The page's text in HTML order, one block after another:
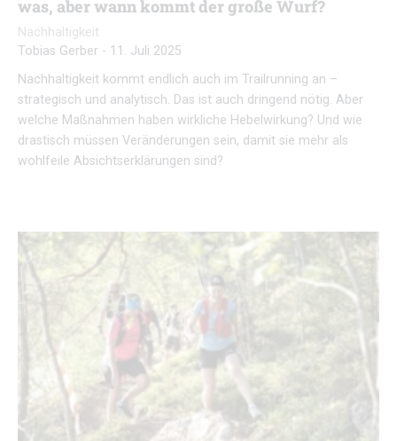
was, aber wann kommt der große Wurf?
Nachhaltigkeit
Tobias Gerber - 11. Juli 2025
Nachhaltigkeit kommt endlich auch im Trailrunning an –
strategisch und analytisch. Das ist auch dringend nötig. Aber
welche Maßnahmen haben wirkliche Hebelwirkung? Und wie
drastisch müssen Veränderungen sein, damit sie mehr als
wohlfeile Absichtserklärungen sind?